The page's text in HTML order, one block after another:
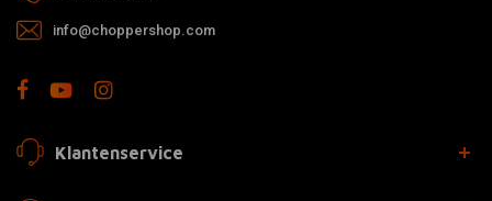
info@choppershop.com
Klantenservice